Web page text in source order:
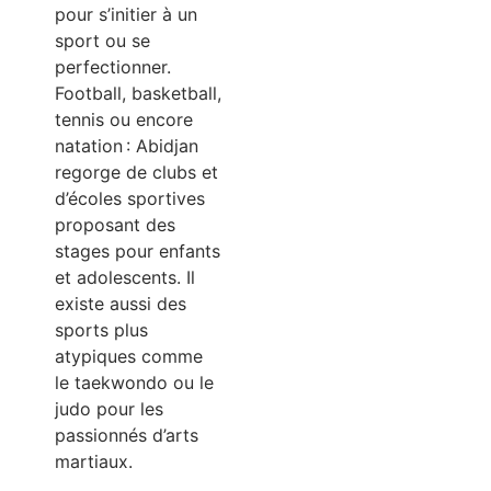
pour s’initier à un
sport ou se
perfectionner.
Football, basketball,
tennis ou encore
natation : Abidjan
regorge de clubs et
d’écoles sportives
proposant des
stages pour enfants
et adolescents. Il
existe aussi des
sports plus
atypiques comme
le taekwondo ou le
judo pour les
passionnés d’arts
martiaux.